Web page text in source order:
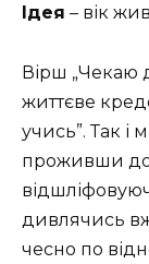
Ідея – вік
Вірш „Чекаю
життєве
учись”. Так і
проживши
дивлячись
чесно по